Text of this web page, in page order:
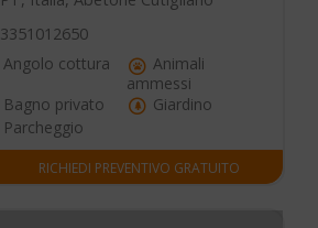
3351012650
Angolo cottura
Animali
ammessi
Bagno privato
Giardino
Parcheggio
RICHIEDI PREVENTIVO GRATUITO